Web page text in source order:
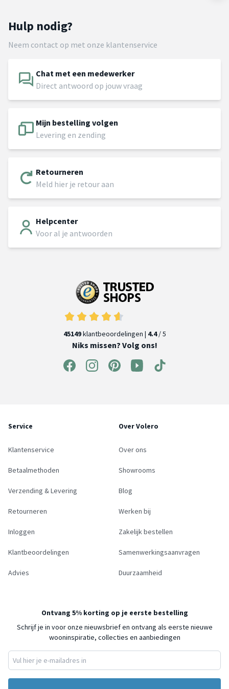
Hulp nodig?
Neem contact op met onze klantenservice
Chat met een medewerker
Direct antwoord op jouw vraag
Mijn bestelling volgen
Levering en zending
Retourneren
Meld hier je retour aan
Helpcenter
Voor al je antwoorden
45149klantbeoordelingen | 4.4/ 5
Niks missen? Volg ons!
Service
Klantenservice
Betaalmethoden
Verzending & Levering
Retourneren
Inloggen
Klantbeoordelingen
Advies
Over Volero
Over ons
Showrooms
Blog
Werken bij
Zakelijk bestellen
Samenwerkingsaanvragen
Duurzaamheid
Ontvang 5% korting op je eerste bestelling
Schrijf je in voor onze nieuwsbrief en ontvang als eerste nieuwe
wooninspiratie, collecties en aanbiedingen